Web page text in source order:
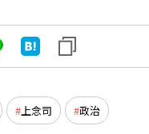
上念司 政治